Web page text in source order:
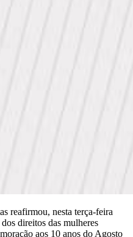
reafirmou, nesta terça-feira
direitos das mulheres
aos 10 anos do Agosto